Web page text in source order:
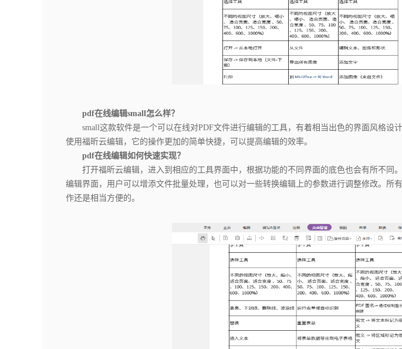
pdf在线编辑small怎么样？
small这款软件是一个可以在线对PDF文件进行编辑的工具，有着相当出色的界面风格设
使用福昕云编辑，它的操作更加的简单快捷，可以提高编辑的效率。
pdf在线编辑如何快速实现？
打开福昕云编辑，进入到相应的工具界面中，根据功能的不同界面的底色也会有所不同
编辑界面，用户可以增添文件批量处理，也可以对一些转换编辑上的参数进行调整修改。所
作还是相当方便的。